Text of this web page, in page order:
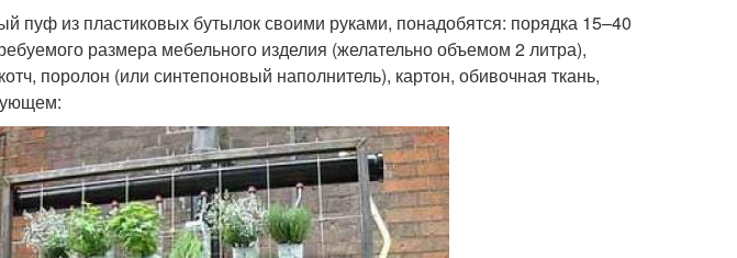
пуф из пластиковых бутылок своими руками, понадобятся: порядка 15–40
размера мебельного изделия (желательно объемом 2 литра),
поролон (или синтепоновый наполнитель), картон, обивочная ткань,